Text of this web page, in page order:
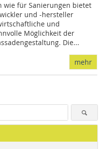
wie für Sanierungen bietet
und -hersteller
und
Möglichkeit der
Die...
mehr